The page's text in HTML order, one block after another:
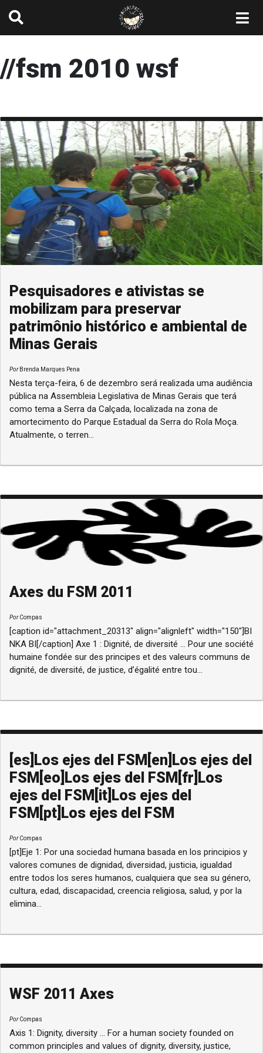
//fsm 2010 wsf
Pesquisadores e ativistas se
mobilizam para preservar
patrimônio histórico e ambiental de
Minas Gerais
PorBrenda Marques Pena
Nesta terça-feira, 6 de dezembro será realizada uma audiência
pública na Assembleia Legislativa de Minas Gerais que terá
como tema a Serra da Calçada, localizada na zona de
amortecimento do Parque Estadual da Serra do Rola Moça.
Atualmente, o terren...
Axes du FSM 2011
PorCompas
[caption id="attachment_20313" align="alignleft" width="150"]BI
NKA BI[/caption] Axe 1 : Dignité, de diversité ... Pour une société
humaine fondée sur des principes et des valeurs communs de
dignité, de diversité, de justice, d’égalité entre tou...
[es]Los ejes del FSM[en]Los ejes del
FSM[eo]Los ejes del FSM[fr]Los
ejes del FSM[it]Los ejes del
FSM[pt]Los ejes del FSM
PorCompas
[pt]Eje 1: Por una sociedad humana basada en los principios y
valores comunes de dignidad, diversidad, justicia, igualdad
entre todos los seres humanos, cualquiera que sea su género,
cultura, edad, discapacidad, creencia religiosa, salud, y por la
elimina...
WSF 2011 Axes
PorCompas
Axis 1: Dignity, diversity ... For a human society founded on
common principles and values of dignity, diversity, justice,